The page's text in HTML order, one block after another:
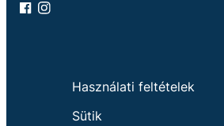
Használati feltételek
Sütik